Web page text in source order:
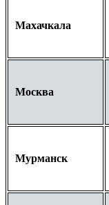
Махачкала
Москва
Мурманск